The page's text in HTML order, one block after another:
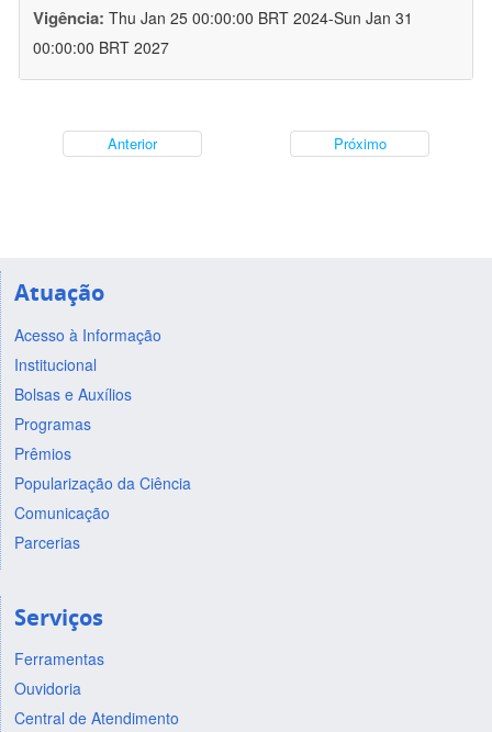
Vigência: Thu Jan 25 00:00:00 BRT 2024-Sun Jan 31
00:00:00 BRT 2027
Anterior Próximo
Atuação
Acesso à Informação
Institucional
Bolsas e Auxílios
Programas
Prêmios
Popularização da Ciência
Comunicação
Parcerias
Serviços
Ferramentas
Ouvidoria
Central de Atendimento